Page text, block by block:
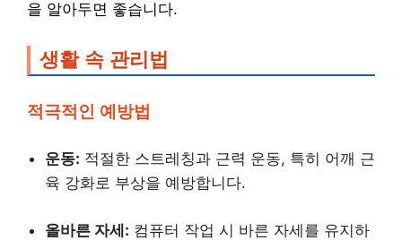
을 알아두면 좋습니다.
생활 속 관리법
적극적인 예방법
운동: 적절한 스트레칭과 근력 운동, 특히 어깨 근
육 강화로 부상을 예방합니다.
올바른 자세: 컴퓨터 작업 시 바른 자세를 유지하